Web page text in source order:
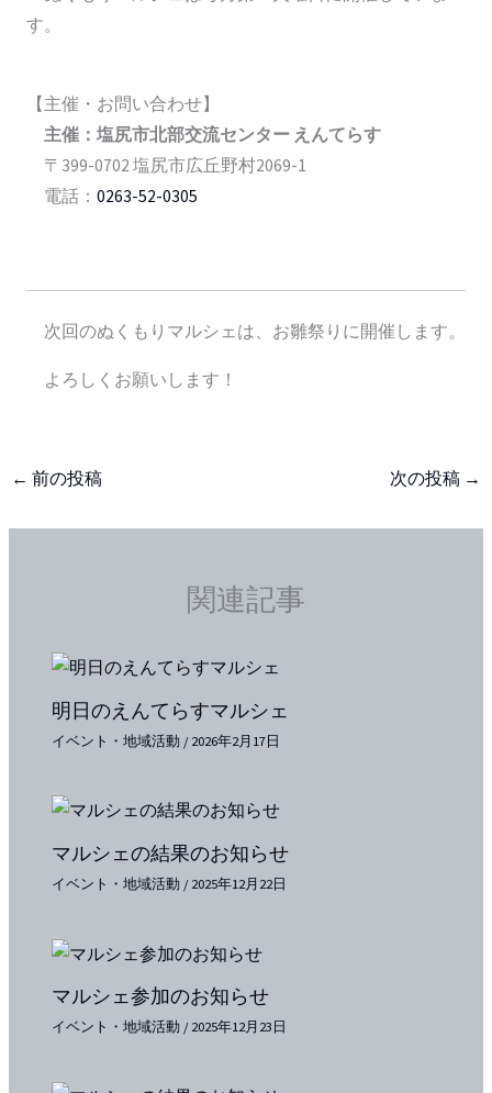
す。
【主催・お問い合わせ】
主催：塩尻市北部交流センター えんてらす
〒399-0702 塩尻市広丘野村2069-1
電話： 0263-52-0305
次回のぬくもりマルシェは、お雛祭りに開催します。
よろしくお願いします！
← 前の投稿 次の投稿 →
関連記事
明日のえんてらすマルシェ
イベント・地域活動 /2026年2月17日
マルシェの結果のお知らせ
イベント・地域活動 /2025年12月22日
マルシェ参加のお知らせ
イベント・地域活動 /2025年12月23日